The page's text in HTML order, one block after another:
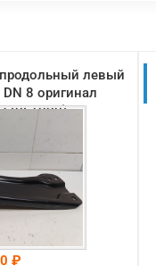
левый
8 оригинал
₽